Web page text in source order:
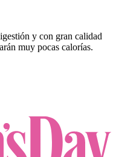
y con gran calidad
muy pocas calorías.